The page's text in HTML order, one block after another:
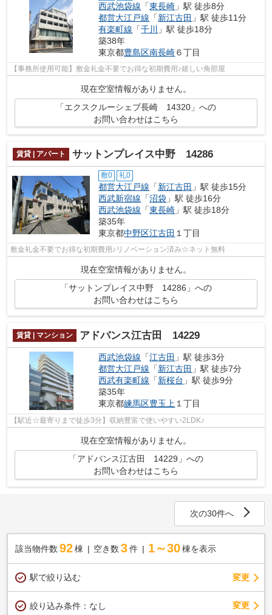
西武池袋線 「東長崎 」駅 徒歩8分
都営大江戸線 「新江古田 」駅 徒歩11分
有楽町線 「千川
」駅 徒歩18分
築38年
東京都豊島区南長崎６丁目
【事務所使用可能】敷金礼金不要でお得な初期費用♪嬉しい角部屋
現在空室情報がありません。
「エクスクルーシェブ長崎 14320」への
お問い合わせはこちら
賃貸 | アパート サットンプレイス中野 14286
敷0 礼0
都営大江戸線 「新江古田 」駅 徒歩15分
西武新宿線 「沼袋 」駅 徒歩16分
西武池袋線 「東長崎 」駅 徒歩18分
築35年
東京都中野区江古田 １丁目
敷金礼金不要でお得な初期費用♪リノベーション済み☆ネット無料
現在空室情報がありません。
「サットンプレイス中野 14286」への
お問い合わせはこちら
賃貸 | マンション アドバンス江古田 14229
西武池袋線 「江古田 」駅 徒歩3分
都営大江戸線 「新江古田 」駅 徒歩7分
西武有楽町線 「新桜台 」駅 徒歩9分
築35年
東京都練馬区豊玉上１丁目
【駅近☆最寄りまで徒歩3分】収納豊富で使いやすい2LDK♪
現在空室情報がありません。
「アドバンス江古田 14229」への
お問い合わせはこちら
次の30件へ
該当物件数 92棟 空き数 3 件 1～30 棟を表示
駅で絞り込む 変更
絞り込み条件： なし 変更